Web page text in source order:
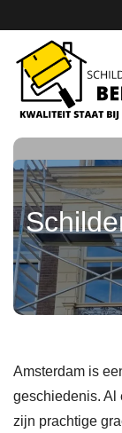
Amsterdam is
geschiedenis. Al
zijn prachtige